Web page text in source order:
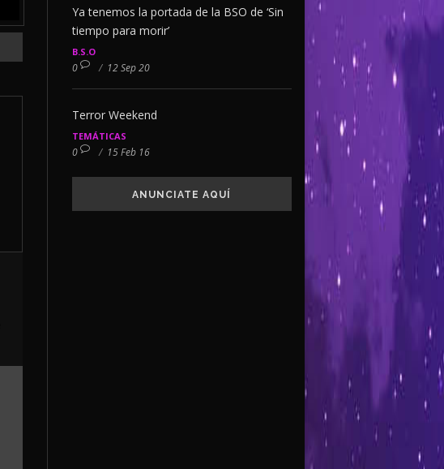
Ya tenemos la portada de la BSO de ‘Sin
tiempo para morir’
B.S.O
0 / 12 Sep 20
Terror Weekend
TEMÁTICAS
0 / 15 Feb 16
ANUNCIATE AQUÍ